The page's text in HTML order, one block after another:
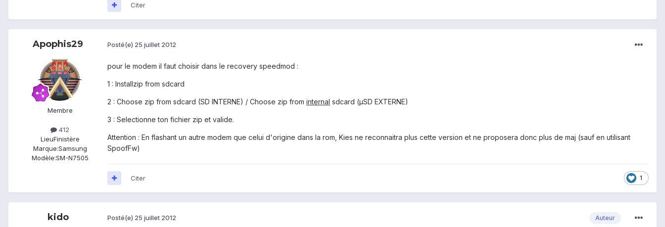
Citer
Apophis29
Membre
412
LieuFinistère
Marque:Samsung
Modèle:SM-N7505
Posté(e) 25 juillet 2012
pour le modem il faut choisir dans le recovery speedmod :
1 : Installzip from sdcard
2 : Choose zip from sdcard (SD INTERNE) / Choose zip from internal sdcard (µSD EXTERNE)
3 : Selectionne ton fichier zip et valide.
Attention : En flashant un autre modem que celui d'origine dans la rom, Kies ne reconnaitra plus cette version et ne proposera donc plus de maj (sauf en utilisant
SpoofFw)
1
Citer
kido Auteur
Posté(e) 25 juillet 2012